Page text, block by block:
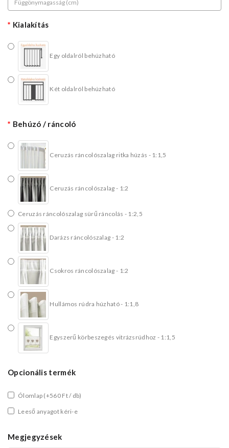
Kialakítás
Egy oldalról behúzható
Két oldalról behúzható
Behúzó / ráncoló
Ceruzás ráncolószalag ritka húzás - 1:1,5
Ceruzás ráncolószalag - 1:2
Ceruzás ráncolószalag sürű ráncolás - 1:2,5
Darázs ráncolószalag - 1:2
Csokros ráncolószalag - 1:2
Hullámos rúdra húzható - 1:1,8
Egyszerű körbeszegés vitrázsrúdhoz - 1:1,5
Opcionális termék
Ólomlap (+560 Ft / db)
Leeső anyagot kéri-e
Megjegyzések